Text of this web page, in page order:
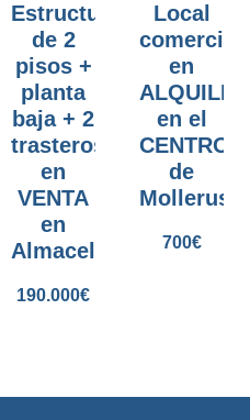
Estructura
de 2
pisos +
planta
baja + 2
trasteros
en
VENTA
en
Almacelles.
190.000€
Local
comercial
en
ALQUILER
en el
CENTRO
de
Mollerussa.
700€